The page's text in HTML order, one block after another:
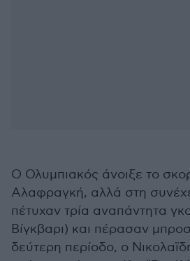
Ο Ολυμπιακός άνοιξε το
Αλαφραγκή, αλλά στη
πέτυχαν τρία αναπάντητα
Βίγκβαρι) και πέρασαν
δεύτερη περίοδο, ο